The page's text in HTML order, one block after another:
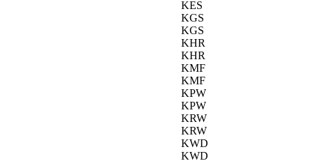
KES
KGS
KGS
KHR
KHR
KMF
KMF
KPW
KPW
KRW
KRW
KWD
KWD